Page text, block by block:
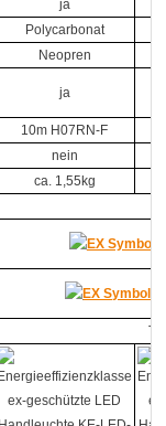
ja
Polycarbonat
Neopren
ja
10m H07RN-F
nein
ca. 1,55kg